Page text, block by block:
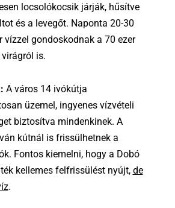
locsolókocsik járják, hűsítve
és a levegőt. Naponta 20-30
vízzel gondoskodnak a 70 ezer
is.
A város 14 ivókútja
üzemel, ingyenes vízvételi
biztosítva mindenkinek. A
kútnál is frissülhetnek a
Fontos kiemelni, hogy a Dobó
kellemes felfrissülést nyújt, de
.